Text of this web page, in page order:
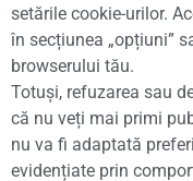
setările cookie-urilor.
în secțiunea „opțiuni”
browserului tău.
Totuși, refuzarea sau
că nu veți mai primi
nu va fi adaptată
evidențiate prin